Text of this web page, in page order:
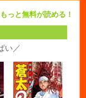
もっと無料が読める！
い／